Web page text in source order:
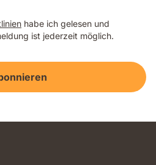
habe ich gelesen und
ist jederzeit möglich.